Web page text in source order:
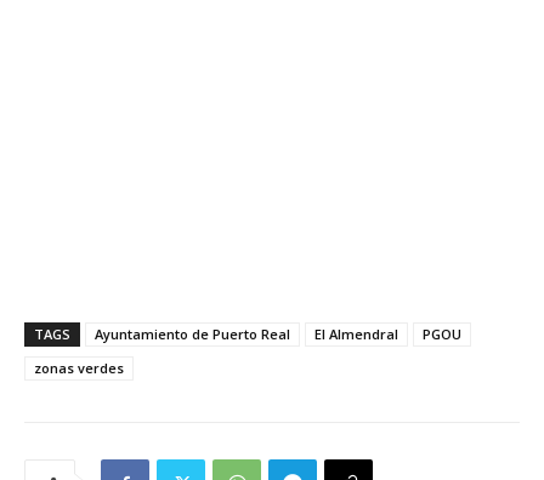
TAGS Ayuntamiento de Puerto Real El Almendral
PGOU
zonas verdes